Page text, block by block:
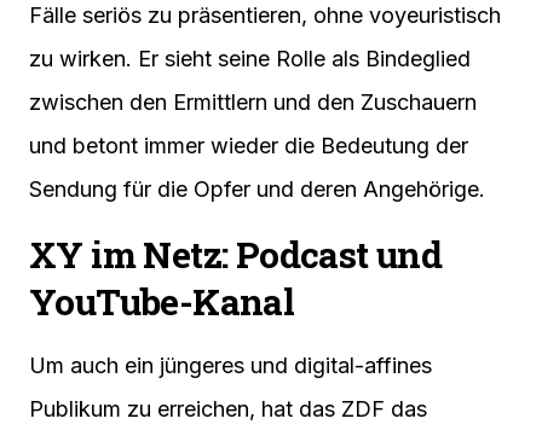
Fälle seriös zu präsentieren, ohne voyeuristisch
zu wirken. Er sieht seine Rolle als Bindeglied
zwischen den Ermittlern und den Zuschauern
und betont immer wieder die Bedeutung der
Sendung für die Opfer und deren Angehörige.
XY im Netz: Podcast und
YouTube-Kanal
Um auch ein jüngeres und digital-affines
Publikum zu erreichen, hat das ZDF das